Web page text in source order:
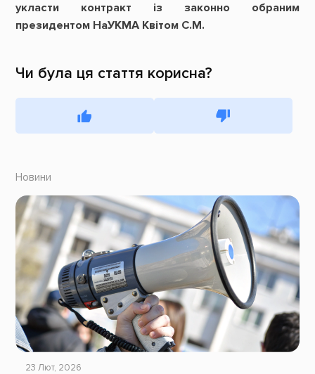
укласти контракт із законно обраним
президентом НаУКМА Квітом С.М.
Чи була ця стаття корисна?
Новини
23 Лют, 2026